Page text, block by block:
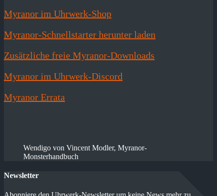
Myranor im Uhrwerk-Shop
Myranor-Schnellstarter herunter laden
Zusätzliche freie Myranor-Downloads
Myranor im Uhrwerk-Discord
Myranor Errata
Wendigo von Vincent Modler, Myranor-
Monsterhandbuch
Newsletter